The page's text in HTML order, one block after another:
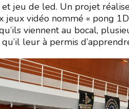
jeu de led. Un projet
jeux vidéo nommé « pong
viennent au bocal,
leur à permis